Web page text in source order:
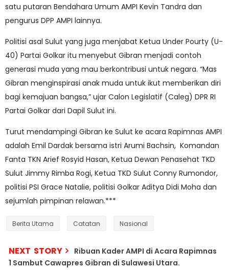
satu putaran Bendahara Umum AMPI Kevin Tandra dan
pengurus DPP AMPI lainnya.
Politisi asal Sulut yang juga menjabat Ketua Under Pourty (U-
40) Partai Golkar itu menyebut Gibran menjadi contoh
generasi muda yang mau berkontribusi untuk negara. “Mas
Gibran menginspirasi anak muda untuk ikut memberikan diri
bagi kemajuan bangsa,” ujar Calon Legislatif (Caleg) DPR RI
Partai Golkar dari Dapil Sulut ini.
Turut mendampingi Gibran ke Sulut ke acara Rapimnas AMPI
adalah Emil Dardak bersama istri Arumi Bachsin, Komandan
Fanta TKN Arief Rosyid Hasan, Ketua Dewan Penasehat TKD
Sulut Jimmy Rimba Rogi, Ketua TKD Sulut Conny Rumondor,
politisi PSI Grace Natalie, politisi Golkar Aditya Didi Moha dan
sejumlah pimpinan relawan.***
Berita Utama Catatan Nasional
NEXT STORY
Ribuan Kader AMPI di Acara Rapimnas
1 Sambut Cawapres Gibran di Sulawesi Utara.